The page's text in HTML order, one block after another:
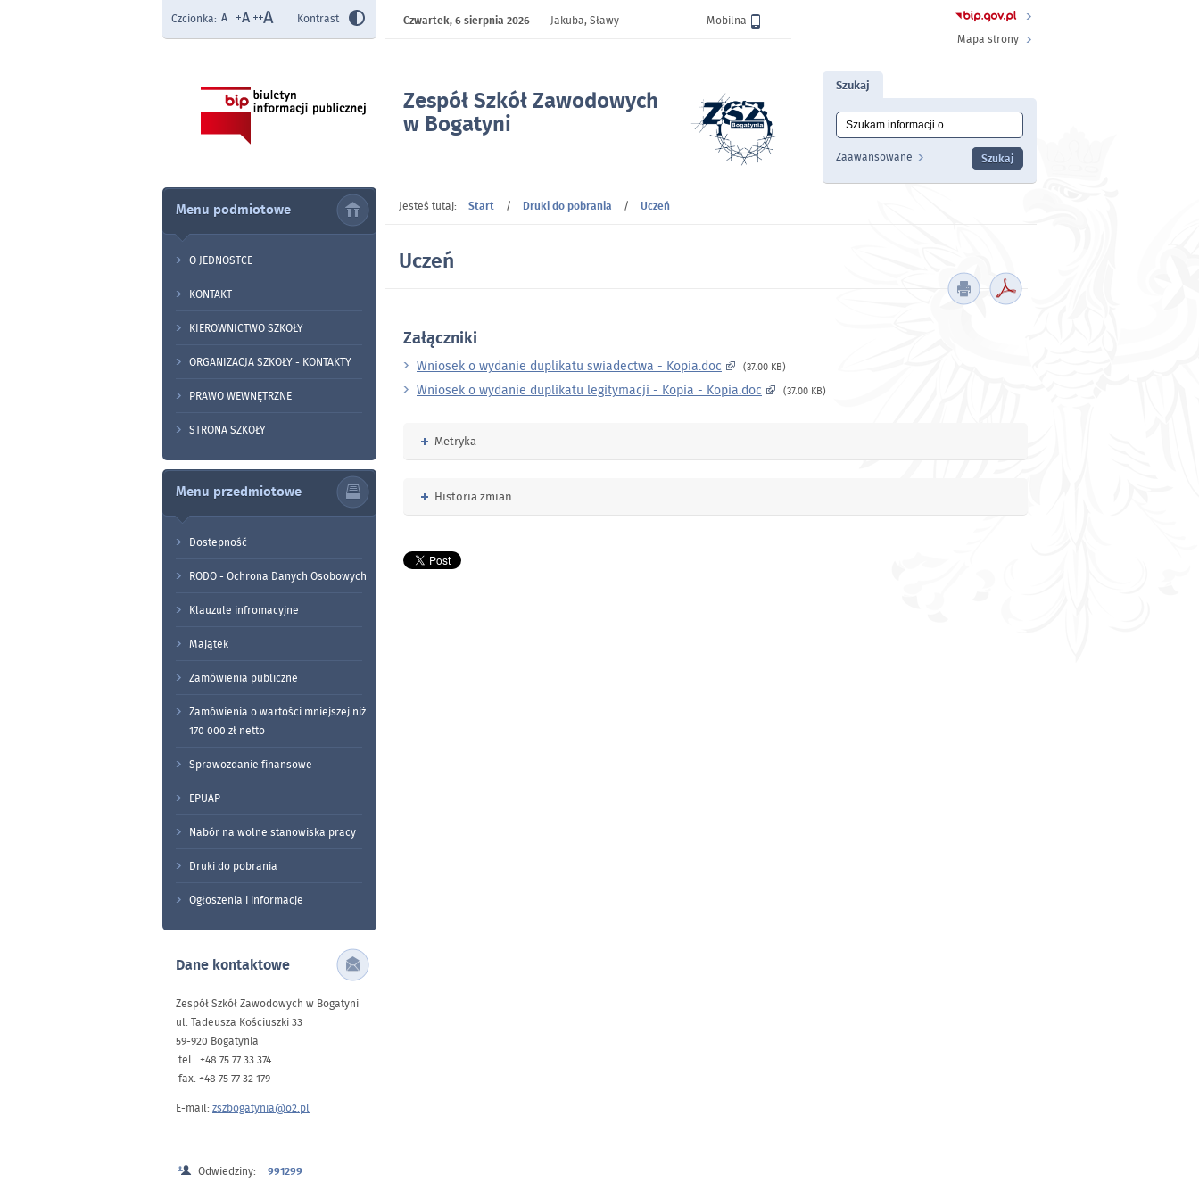
Zespół Szkół Zawodowych
w Bogatyni
Czcionka: Kontrast Wersja
Mobilna
Czwartek,6 sierpnia 2026
Jakuba, Sławy
Mapa strony
Szukaj
Wyszukiwanie
Zaawansowane
Menu podmiotowe
O JEDNOSTCE
KONTAKT
KIEROWNICTWO SZKOŁY
ORGANIZACJA SZKOŁY - KONTAKTY
PRAWO WEWNĘTRZNE
STRONA SZKOŁY
Menu przedmiotowe
Dostepność
RODO - Ochrona Danych Osobowych
Klauzule infromacyjne
Majątek
Zamówienia publiczne
Zamówienia o wartości mniejszej niż
170 000 zł netto
Sprawozdanie finansowe
EPUAP
Nabór na wolne stanowiska pracy
Druki do pobrania
Ogłoszenia i informacje
Dane kontaktowe
Zespół Szkół Zawodowych w Bogatyni
ul. Tadeusza Kościuszki 33
59-920 Bogatynia
tel. +48 75 77 33 374
fax. +48 75 77 32 179
E-mail: zszbogatynia@o2.pl
Odwiedziny: 991299
Jesteś tutaj: Start / Druki do pobrania / Uczeń
Uczeń
Załączniki
Wniosek o wydanie duplikatu swiadectwa - Kopia.doc (37.00 KB)
Wniosek o wydanie duplikatu legitymacji - Kopia - Kopia.doc (37.00 KB)
Rozwiń
Metryka
Rozwiń
Historia zmian